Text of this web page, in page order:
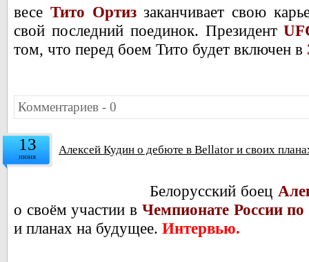
весе Тито Ортиззаканчивает свою
свой последний поединок. Президент
том, что перед боем Тито будет включен в
Комментариев - 0
13
июня Алексей Кудин о дебюте в Bellator и своих
Белорусский боец
о своём участии в Чемпионате России
и планах на будущее. Интервью.